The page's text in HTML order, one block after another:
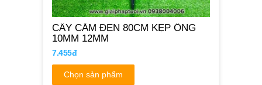
CÂY CẮM ĐEN 80CM KẸP ỐNG
10MM 12MM
7.455đ
Chọn sản phẩm